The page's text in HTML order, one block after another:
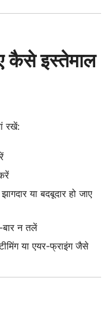
कैसे इस्तेमाल
रखें:
या बदबूदार हो जाए
बार न तलें
या एयर-फ्राइंग जैसे